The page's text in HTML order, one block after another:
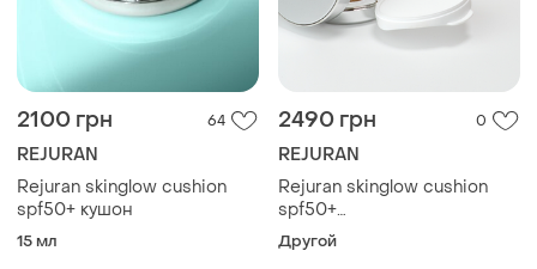
2100 грн 64
REJURAN
Rejuran skinglow cushion
spf50+ кушон
15 мл
2490 грн 0
REJURAN
Rejuran skinglow cushion
spf50+
многофункциональный
кушон с полинуклеотидами
Другой